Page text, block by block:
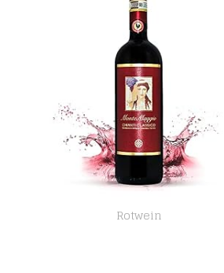
Rotwein